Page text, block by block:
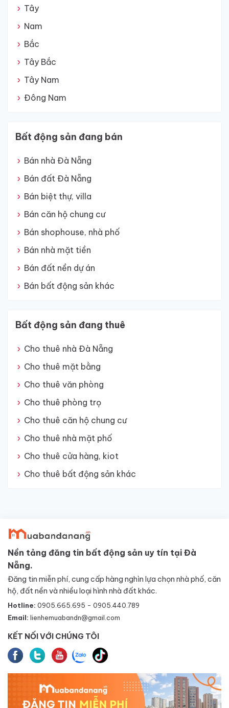
Tây
Nam
Bắc
Tây Bắc
Tây Nam
Đông Nam
Bất động sản đang bán
Bán nhà Đà Nẵng
Bán đất Đà Nẵng
Bán biệt thự, villa
Bán căn hộ chung cư
Bán shophouse, nhà phố
Bán nhà mặt tiền
Bán đất nền dự án
Bán bất động sản khác
Bất động sản đang thuê
Cho thuê nhà Đà Nẵng
Cho thuê mặt bằng
Cho thuê văn phòng
Cho thuê phòng trọ
Cho thuê căn hộ chung cư
Cho thuê nhà mặt phố
Cho thuê cửa hàng, kiot
Cho thuê bất động sản khác
Nền tảng đăng tin bất động sản uy tín tại Đà
Nẵng.
Đăng tin miễn phí, cung cấp hàng nghìn lựa chọn nhà phố, căn
hộ, đất nền và nhiều loại hình nhà đất khác.
Hotline: 0905.665.695 - 0905.440.789
Email: lienhemuabandn@gmail.com
KẾT NỐI VỚI CHÚNG TÔI